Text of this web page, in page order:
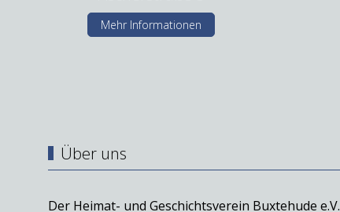
Mehr Informationen
Über uns
Der Heimat- und Geschichtsverein Buxtehude e.V.